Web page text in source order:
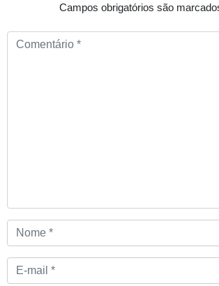
Campos obrigatórios são